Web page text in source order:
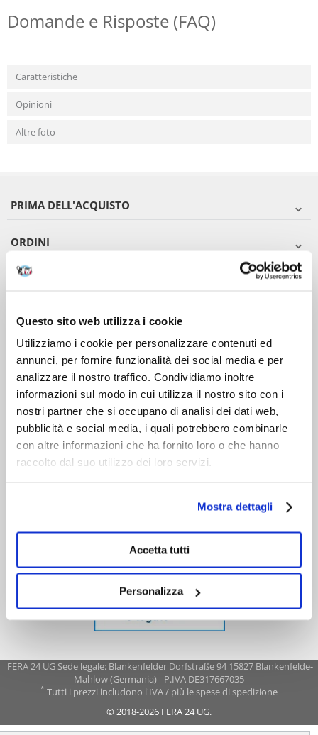
Questo sito web utilizza i cookie
Utilizziamo i cookie per personalizzare contenuti ed
annunci, per fornire funzionalità dei social media e per
analizzare il nostro traffico. Condividiamo inoltre
informazioni sul modo in cui utilizza il nostro sito con i
nostri partner che si occupano di analisi dei dati web,
pubblicità e social media, i quali potrebbero combinarle
con altre informazioni che ha fornito loro o che hanno
raccolto dal suo utilizzo dei loro servizi.
Mostra dettagli
Accetta tutti
Personalizza
Domande e Risposte (FAQ)
Caratteristiche
Opinioni
Altre foto
PRIMA DELL'ACQUISTO
ORDINI
DOPO L'ACQUISTO
VIENI A CONOSCERCI
FERA 24 UG Sede legale: Blankenfelder Dorfstraße 94 15827 Blankenfelde-
Mahlow (Germania) - P.IVA DE317667035
* Tutti i prezzi includono l'IVA / più le spese di spedizione
© 2018-2026 FERA 24 UG.